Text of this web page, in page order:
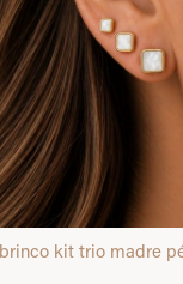
kit trio madre